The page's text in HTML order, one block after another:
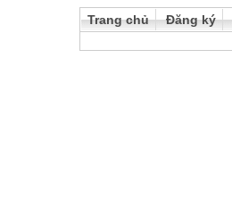
Trang chủ Đăng ký